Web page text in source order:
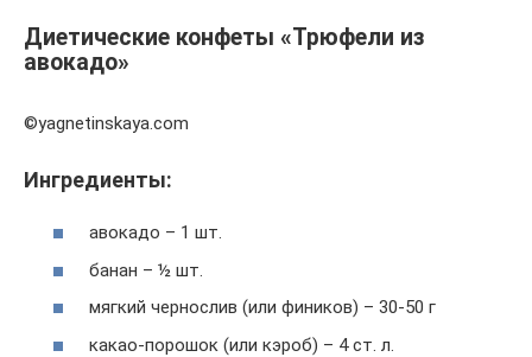
Диетические конфеты «Трюфели из
авокадо»
©yagnetinskaya.com
Ингредиенты:
авокадо – 1 шт.
банан – ½ шт.
мягкий чернослив (или фиников) – 30-50 г
какао-порошок (или кэроб) – 4 ст. л.